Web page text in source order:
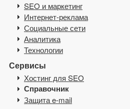
SEO и маркетинг
Интернет-реклама
Социальные сети
Аналитика
Технологии
Сервисы
Хостинг для SEO
Справочник
Защита e-mail